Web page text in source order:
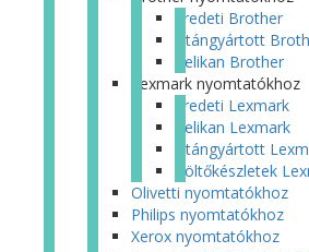
Eredeti Brother
Utángyártott
Pelikan Brother
Lexmark nyomtatókhoz
Eredeti Lexmark
Pelikan Lexmark
Utángyártott
Töltőkészletek
Olivetti nyomtatókhoz
Philips nyomtatókhoz
Xerox nyomtatókhoz